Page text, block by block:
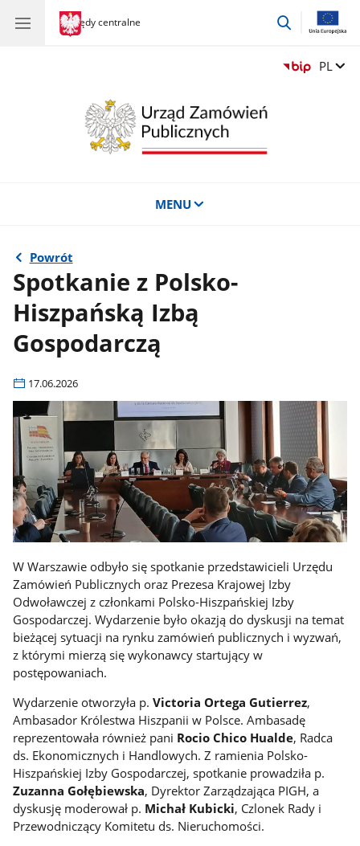
gov.pl
Urzędy centralne
gov.pl
Urzędy
przejdź
Zmień
PL
MENU
Powrót
Spotkanie z Polsko-
Hiszpańską Izbą
Gospodarczą
17.06.2026
W Warszawie odbyło się spotkanie przedstawicieli Urzędu
Zamówień Publicznych oraz Prezesa Krajowej Izby
Odwoławczej z członkami Polsko-Hiszpańskiej Izby
Gospodarczej. Wydarzenie było okazją do dyskusji na temat
bieżącej sytuacji na rynku zamówień publicznych i wyzwań,
z którymi mierzą się wykonawcy startujący w
postępowaniach.
Wydarzenie otworzyła p.Victoria Ortega Gutierrez,
Ambasador Królestwa Hiszpanii w Polsce. Ambasadę
reprezentowała również pani Rocio Chico Hualde, Radca
ds. Ekonomicznych i Handlowych. Z ramienia Polsko-
Hiszpańskiej Izby Gospodarczej, spotkanie prowadziła p.
Zuzanna Gołębiewska, Dyrektor Zarządzająca PIGH, a
dyskusję moderował p. Michał Kubicki, Czlonek Rady i
Przewodniczący Komitetu ds. Nieruchomości.